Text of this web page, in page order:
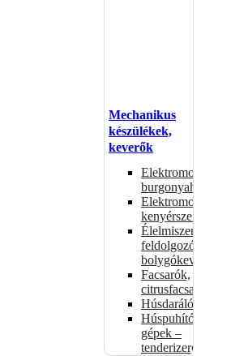
Mechanikus
készülékek,
keverők
Elektromos
burgonyahámozók
Elektromos
kenyérszeletelők
Élelmiszer-
feldolgozók –
bolygókeverők
Facsarók,
citrusfacsarók
Húsdarálók
Húspuhító
gépek –
tenderizerek